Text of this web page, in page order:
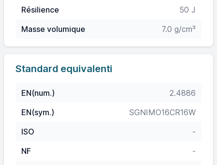
Résilience
50 J
Masse volumique
7.0 g/cm³
Standard equivalenti
EN(num.)
2.4886
EN(sym.)
SGNIMO16CR16W
ISO
-
NF
-